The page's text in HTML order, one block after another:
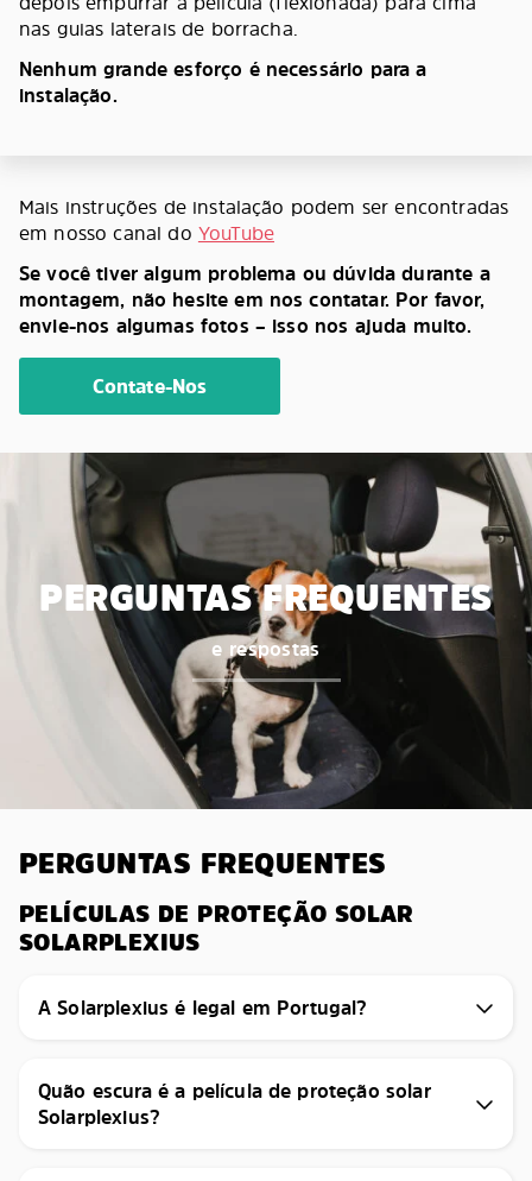
nas guias laterais de borracha.
Nenhum grande esforço é necessário para a
instalação.
Mais instruções de instalação podem ser encontradas
em nosso canal do YouTube
Se você tiver algum problema ou dúvida durante a
montagem, não hesite em nos contatar. Por favor,
envie-nos algumas fotos – isso nos ajuda muito.
Contate-Nos
PERGUNTAS FREQUENTES
e respostas
PERGUNTAS FREQUENTES
PELÍCULAS DE PROTEÇÃO SOLAR
SOLARPLEXIUS
A Solarplexius é legal em Portugal?
Quão escura é a película de proteção solar
Solarplexius?